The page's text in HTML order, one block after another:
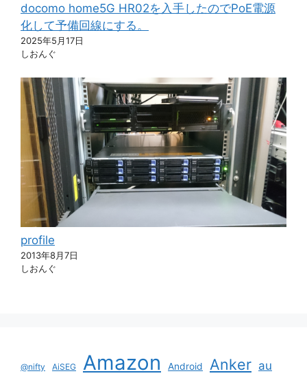
docomo home5G HR02を入手したのでPoE電源
化して予備回線にする。
2025年5月17日
しおんぐ
profile
2013年8月7日
しおんぐ
@nifty AiSEG Amazon Android Anker au